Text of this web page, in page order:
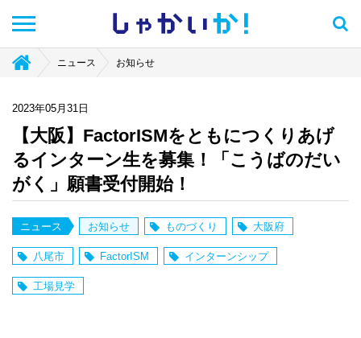
しゃかい か！
ニュース お知らせ
2023年05月31日
【大阪】FactorISMをともにつくりあげ
るインターン生を募集！「こうばのだい
がく」願書受付開始！
ニュース お知らせ ものづくり 大阪府
八尾市 FactorISM インターンシップ
工場見学